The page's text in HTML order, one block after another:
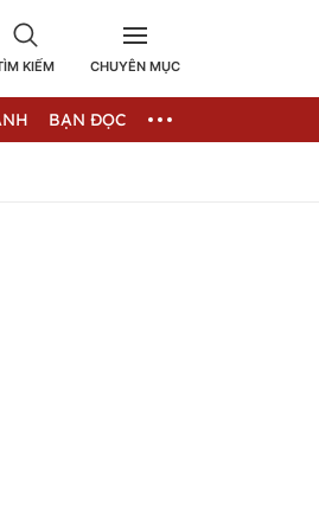
KIẾM CHUYÊN MỤC
BẠN ĐỌC